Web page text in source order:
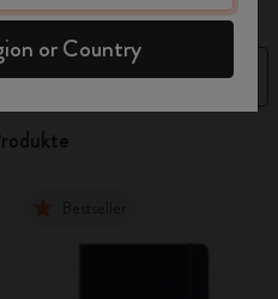
Best Matches
or Country